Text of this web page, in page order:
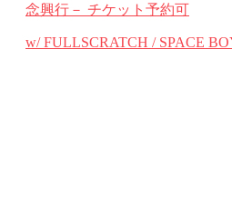
念興行－ チケット予約可
w/ FULLSCRATCH / SPACE